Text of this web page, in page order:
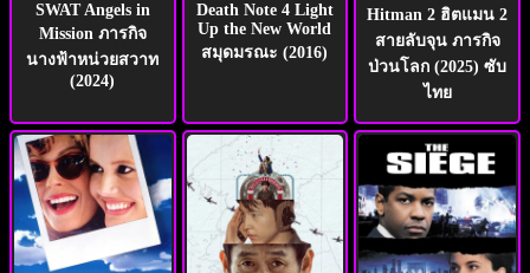
SWAT Angels in
Mission ภารกิจ
นางฟ้าหน่วยสวาท
(2024)
Death Note 4 Light
Up the New World
สมุดมรณะ (2016)
Hitman 2 ฮิตแมน 2
สายลับจุน ภารกิจ
ป่วนโลก (2025) ซับ
ไทย